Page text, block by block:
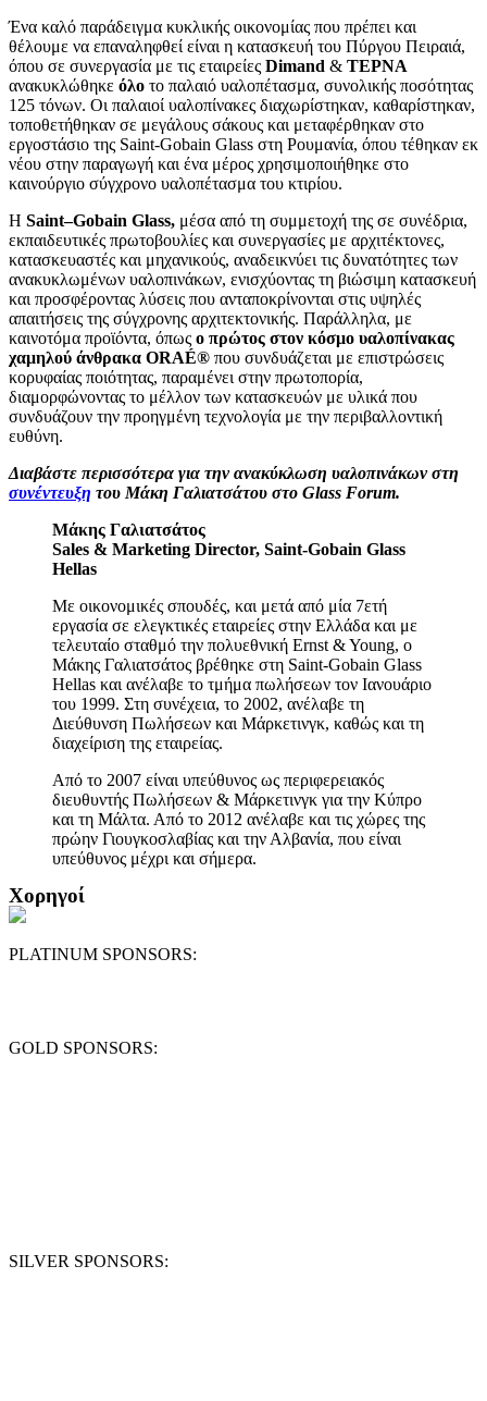
Ένα καλό παράδειγμα κυκλικής οικονομίας που πρέπει και
θέλουμε να επαναληφθεί είναι η κατασκευή του Πύργου Πειραιά,
όπου σε συνεργασία με τις εταιρείες Dimand & ΤΕΡΝΑ
ανακυκλώθηκε όλο το παλαιό υαλοπέτασμα, συνολικής ποσότητας
125 τόνων. Οι παλαιοί υαλοπίνακες διαχωρίστηκαν, καθαρίστηκαν,
τοποθετήθηκαν σε μεγάλους σάκους και μεταφέρθηκαν στο
εργοστάσιο της Saint-Gobain Glass στη Ρουμανία, όπου τέθηκαν εκ
νέου στην παραγωγή και ένα μέρος χρησιμοποιήθηκε στο
καινούργιο σύγχρονο υαλοπέτασμα του κτιρίου.
Η Saint–Gobain Glass, μέσα από τη συμμετοχή της σε συνέδρια,
εκπαιδευτικές πρωτοβουλίες και συνεργασίες με αρχιτέκτονες,
κατασκευαστές και μηχανικούς, αναδεικνύει τις δυνατότητες των
ανακυκλωμένων υαλοπινάκων, ενισχύοντας τη βιώσιμη κατασκευή
και προσφέροντας λύσεις που ανταποκρίνονται στις υψηλές
απαιτήσεις της σύγχρονης αρχιτεκτονικής. Παράλληλα, με
καινοτόμα προϊόντα, όπως ο πρώτος στον κόσμο υαλοπίνακας
χαμηλού άνθρακα ORAÉ® που συνδυάζεται με επιστρώσεις
κορυφαίας ποιότητας, παραμένει στην πρωτοπορία,
διαμορφώνοντας το μέλλον των κατασκευών με υλικά που
συνδυάζουν την προηγμένη τεχνολογία με την περιβαλλοντική
ευθύνη.
Διαβάστε περισσότερα για την ανακύκλωση υαλοπινάκων στη
συνέντευξη του Μάκη Γαλιατσάτου στο Glass Forum.
Μάκης Γαλιατσάτος
Sales & Marketing Director, Saint-Gobain Glass
Hellas
Με οικονομικές σπουδές, και μετά από μία 7ετή
εργασία σε ελεγκτικές εταιρείες στην Ελλάδα και με
τελευταίο σταθμό την πολυεθνική Ernst & Young, ο
Μάκης Γαλιατσάτος βρέθηκε στη Saint-Gobain Glass
Hellas και ανέλαβε το τμήμα πωλήσεων τον Ιανουάριο
του 1999. Στη συνέχεια, το 2002, ανέλαβε τη
Διεύθυνση Πωλήσεων και Μάρκετινγκ, καθώς και τη
διαχείριση της εταιρείας.
Από το 2007 είναι υπεύθυνος ως περιφερειακός
διευθυντής Πωλήσεων & Μάρκετινγκ για την Κύπρο
και τη Μάλτα. Από το 2012 ανέλαβε και τις χώρες της
πρώην Γιουγκοσλαβίας και την Αλβανία, που είναι
υπεύθυνος μέχρι και σήμερα.
Χορηγοί
PLATINUM SPONSORS:
GOLD SPONSORS:
SILVER SPONSORS: